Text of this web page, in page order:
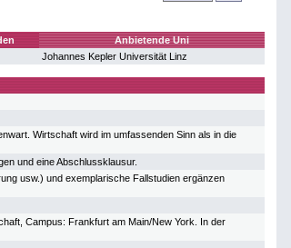
Anbietende Uni
Johannes Kepler Universität Linz
Wirtschaft wird im umfassenden Sinn als in die
und eine Abschlussklausur.
usw.) und exemplarische Fallstudien ergänzen
Campus: Frankfurt am Main/New York. In der